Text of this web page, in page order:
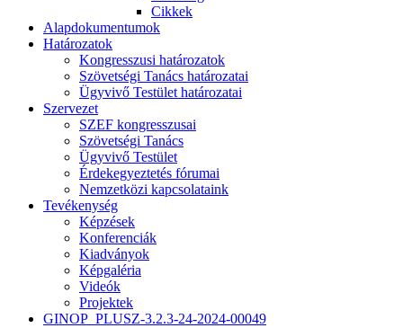
Cikkek
Alapdokumentumok
Határozatok
Kongresszusi határozatok
Szövetségi Tanács határozatai
Ügyvivő Testület határozatai
Szervezet
SZEF kongresszusai
Szövetségi Tanács
Ügyvivő Testület
Érdekegyeztetés fórumai
Nemzetközi kapcsolataink
Tevékenység
Képzések
Konferenciák
Kiadványok
Képgaléria
Videók
Projektek
GINOP_PLUSZ-3.2.3-24-2024-00049